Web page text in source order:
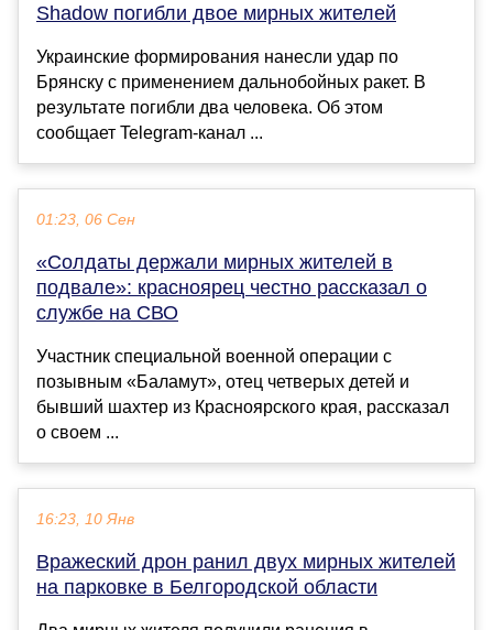
Shadow погибли двое мирных жителей
Украинские формирования нанесли удар по
Брянску с применением дальнобойных ракет. В
результате погибли два человека. Об этом
сообщает Telegram-канал ...
01:23, 06 Сен
«Солдаты держали мирных жителей в
подвале»: красноярец честно рассказал о
службе на СВО
Участник специальной военной операции с
позывным «Баламут», отец четверых детей и
бывший шахтер из Красноярского края, рассказал
о своем ...
16:23, 10 Янв
Вражеский дрон ранил двух мирных жителей
на парковке в Белгородской области